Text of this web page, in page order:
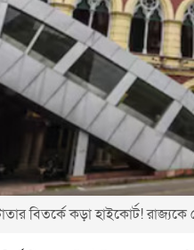
বিতর্কে কড়া হাইকোর্ট!